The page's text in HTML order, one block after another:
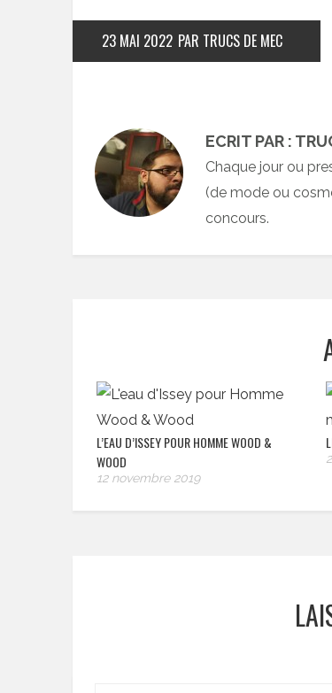
23 MAI 2022 PAR TRUCS DE MEC
ECRIT PAR :
Chaque jour ou
(de mode ou
concours.
L’EAU D’ISSEY POUR HOMME WOOD &
WOOD
12 novembre 2019